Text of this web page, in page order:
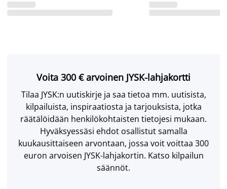
Voita 300 € arvoinen JYSK-lahjakortti
Tilaa JYSK:n uutiskirje ja saa tietoa mm. uutisista,
kilpailuista, inspiraatiosta ja tarjouksista, jotka
räätälöidään henkilökohtaisten tietojesi mukaan.
Hyväksyessäsi ehdot osallistut samalla
kuukausittaiseen arvontaan, jossa voit voittaa 300
euron arvoisen JYSK-lahjakortin. Katso kilpailun
säännöt.